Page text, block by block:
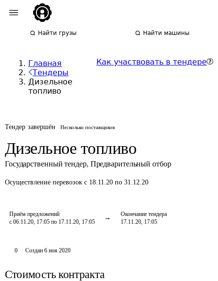
Найти грузы Найти машины
Главная
Тендеры
Дизельное
топливо
Как участвовать в тендере
Тендер завершён Несколько поставщиков
Дизельное топливо
Государственный тендер, Предварительный отбор
Осуществление перевозок с 18.11.20 по 31.12.20
Приём предложений
с 06.11.20, 17:05 по 17.11.20, 17:05
Окончание тендера
17.11.20, 17:05
0 Создан 6 ноя 2020
Стоимость контракта